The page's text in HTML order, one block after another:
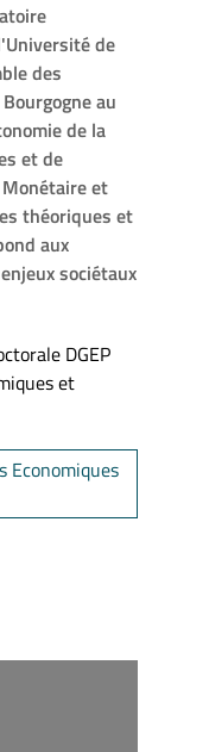
de
des
au
de la
et de
et
théoriques et
aux
sociétaux
DGEP
et
Economiques